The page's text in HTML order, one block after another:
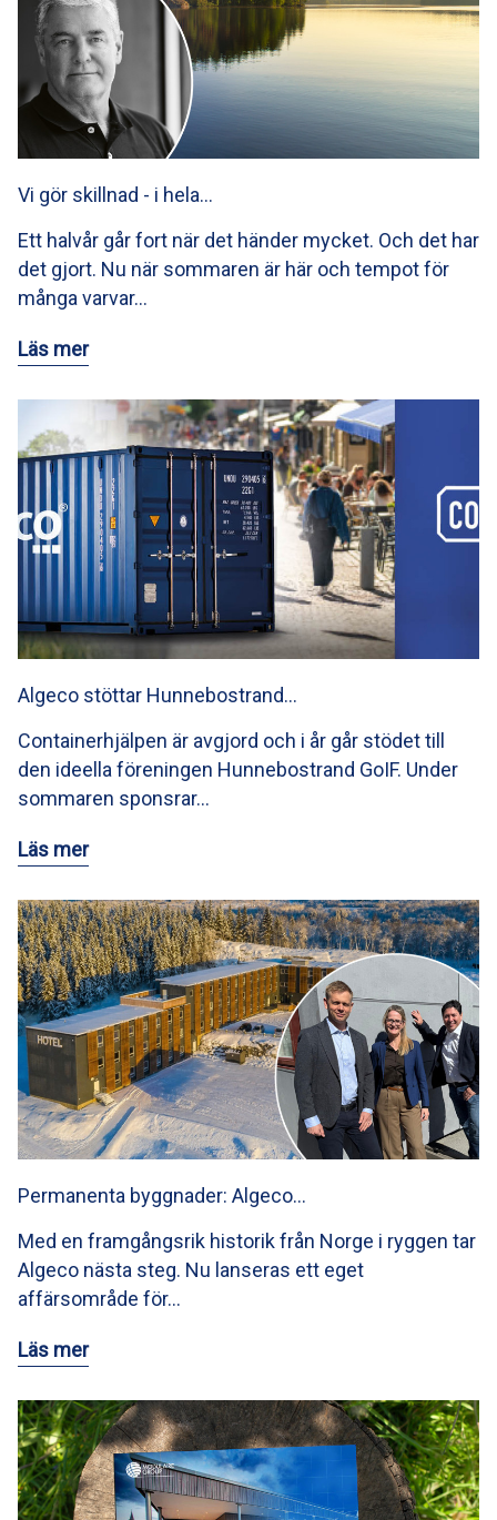
Vi gör skillnad - i hela…
Ett halvår går fort när det händer mycket. Och det har
det gjort. Nu när sommaren är här och tempot för
många varvar…
Läs mer
Algeco stöttar Hunnebostrand…
Containerhjälpen är avgjord och i år går stödet till
den ideella föreningen Hunnebostrand GoIF. Under
sommaren sponsrar…
Läs mer
Permanenta byggnader: Algeco…
Med en framgångsrik historik från Norge i ryggen tar
Algeco nästa steg. Nu lanseras ett eget
affärsområde för…
Läs mer